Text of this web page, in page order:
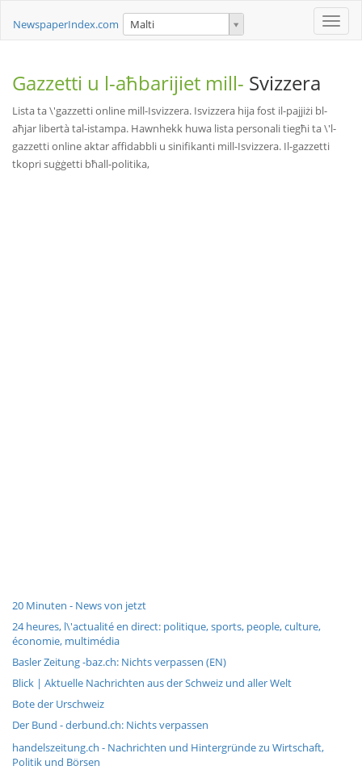
Toggle
NewspaperIndex.com Malti
Gazzetti u l-aħbarijiet mill- Svizzera
Lista ta \'gazzetti online mill-Isvizzera. Isvizzera hija fost il-pajjiżi bl-
aħjar libertà tal-istampa. Hawnhekk huwa lista personali tiegħi ta \'l-
gazzetti online aktar affidabbli u sinifikanti mill-Isvizzera. Il-gazzetti
tkopri suġġetti bħall-politika,
20 Minuten - News von jetzt
24 heures, l\'actualité en direct: politique, sports, people, culture,
économie, multimédia
Basler Zeitung -baz.ch: Nichts verpassen (EN)
Blick | Aktuelle Nachrichten aus der Schweiz und aller Welt
Bote der Urschweiz
Der Bund - derbund.ch: Nichts verpassen
handelszeitung.ch - Nachrichten und Hintergründe zu Wirtschaft,
Politik und Börsen